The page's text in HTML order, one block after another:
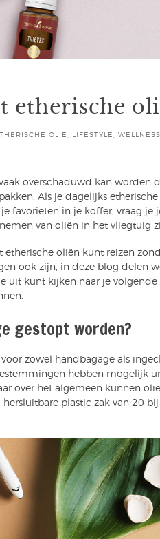
etherische
OLIE LIFESTYLE WELLNESS
overschaduwd kan worden
Als je dagelijks
favorieten in je koffer, vraag je
van oliën in het vliegtuig
etherische oliën kunt reizen
ook zijn, in deze blog delen
uit kunt kijken naar je volgende
gestopt worden?
zowel handbagage als
hebben mogelijk
over het algemeen kunnen
plastic zak van 20 bij